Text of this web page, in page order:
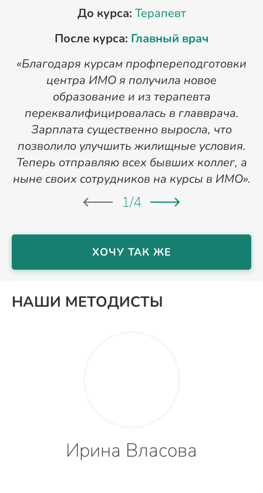
До курса: Терапевт
После курса: Главный врач
«Благодаря курсам профпереподготовки
центра ИМО я получила новое
образование и из терапевта
переквалифицировалась в главврача.
Зарплата существенно выросла, что
позволило улучшить жилищные условия.
Теперь отправляю всех бывших коллег, а
ныне своих сотрудников на курсы в ИМО».
1/4
ХОЧУ ТАК ЖЕ
НАШИ МЕТОДИСТЫ
Ирина Власова